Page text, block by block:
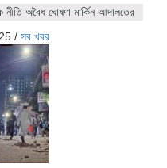
নীতি অবৈধ ঘোষণা মার্কিন আদালতের
/ সব খবর